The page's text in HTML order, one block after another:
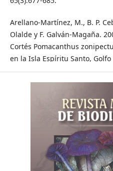
Arellano-Martínez, M., B. P.
Olalde y F. Galván-Magaña.
Cortés Pomacanthus
en la Isla Espíritu Santo,
Ciencias Marinas 32(1A):65-71.
Rodriguez y H. Pérez-
scenarios for the artisanal
Paz Bay, Baja California Sur,
Balart, E. F., J. L. Castro-